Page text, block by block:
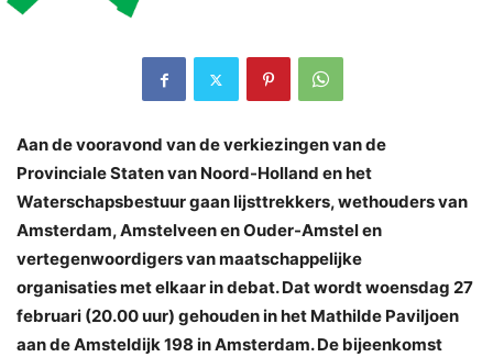
Aan de vooravond van de verkiezingen van de
Provinciale Staten van Noord-Holland en het
Waterschapsbestuur gaan lijsttrekkers, wethouders van
Amsterdam, Amstelveen en Ouder-Amstel en
vertegenwoordigers van maatschappelijke
organisaties met elkaar in debat. Dat wordt woensdag 27
februari (20.00 uur) gehouden in het Mathilde Paviljoen
aan de Amsteldijk 198 in Amsterdam. De bijeenkomst